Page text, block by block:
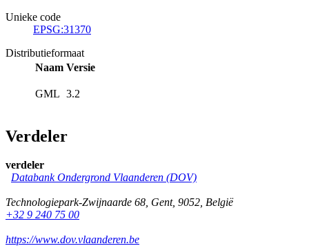
Unieke code
EPSG:31370
Distributieformaat
Naam Versie
GML 3.2
Verdeler
verdeler
Databank Ondergrond Vlaanderen (DOV)
Technologiepark-Zwijnaarde 68, Gent, 9052, België
+32 9 240 75 00
https://www.dov.vlaanderen.be